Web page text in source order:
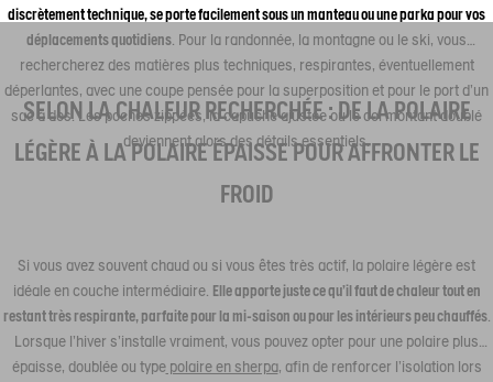
discrètement technique, se porte facilement sous un manteau ou une parka pour vos
déplacements quotidiens. Pour la randonnée, la montagne ou le ski, vous
rechercherez des matières plus techniques, respirantes, éventuellement
déperlantes, avec une coupe pensée pour la superposition et pour le port d’un
sac à dos. Les poches zippées, la capuche ajustée ou le col montant doublé
deviennent alors des détails essentiels.
SELON LA CHALEUR RECHERCHÉE : DE LA POLAIRE
LÉGÈRE À LA POLAIRE ÉPAISSE POUR AFFRONTER LE
FROID
Si vous avez souvent chaud ou si vous êtes très actif, la polaire légère est
idéale en couche intermédiaire. Elle apporte juste ce qu’il faut de chaleur tout en
restant très respirante, parfaite pour la mi-saison ou pour les intérieurs peu chauffés.
Lorsque l’hiver s’installe vraiment, vous pouvez opter pour une polaire plus
épaisse, doublée ou typepolaire en sherpa, afin de renforcer l’isolation lors